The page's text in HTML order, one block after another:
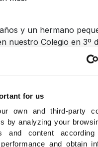
for us
own and third-party
by analyzing your
and content
and obtain
y un hermano
nuestro Colegio en 3º
profesora Ana Arrieta,
ejemplar. Es muy
por su
Practica natación y
y sociable, y le
amigas”.